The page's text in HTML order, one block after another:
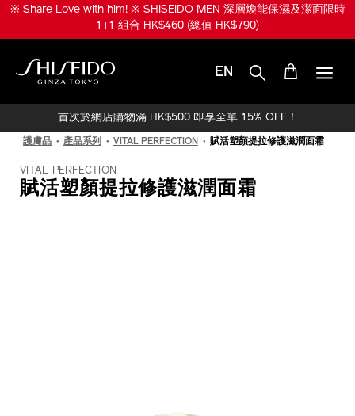
※ Share Love with him! ※ SHISEIDO MEN 深層煥能保濕及潔面限時
1+1 組合 HK$460 (總值 HK$790)
EN
首次於網店購物滿 HK$500 即享全單 15% OFF！
護膚品 產品系列 VITAL PERFECTION 賦活塑顏提拉修護滋潤面霜
VITAL PERFECTION
賦活塑顏提拉修護滋潤面霜